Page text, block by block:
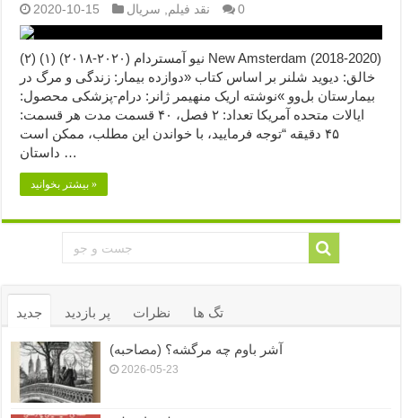
2020-10-15 نقد فیلم سریال 0
نیو آمستردام (۲۰۲۰-۲۰۱۸) (۱) (۲) New Amsterdam (2018-2020)
خالق: دیوید شلنر بر اساس کتاب «دوازده بیمار: زندگی و مرگ در
بیمارستان بل‌وو »نوشته اریک منهیمر ژانر: درام-پزشکی محصول:
ایالات متحده آمریکا تعداد: ۲ فصل، ۴۰ قسمت مدت هر قسمت:
۴۵ دقیقه “توجه فرمایید،‌ با خواندن این مطلب، ممکن است
داستان …
بیشتر بخوانید »
جدید پر بازدید نظرات تگ ها
آشر باوم چه مرگشه؟ (مصاحبه)
2026-05-23